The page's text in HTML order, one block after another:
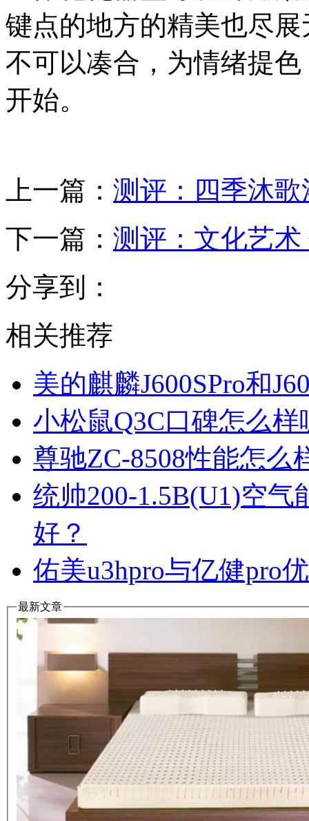
键点的地方的精美也尽
不可以凑合，为情绪提
开始。
上一篇： 测评：四季沐
下一篇： 测评：文化艺
分享到：
相关推荐
美的麒麟J600SPro和
小松鼠Q3C口碑怎么
尊驰ZC-8508性能怎么
统帅200-1.5B(U1)空
好？
佑美u3hpro与亿健pro
最新文章